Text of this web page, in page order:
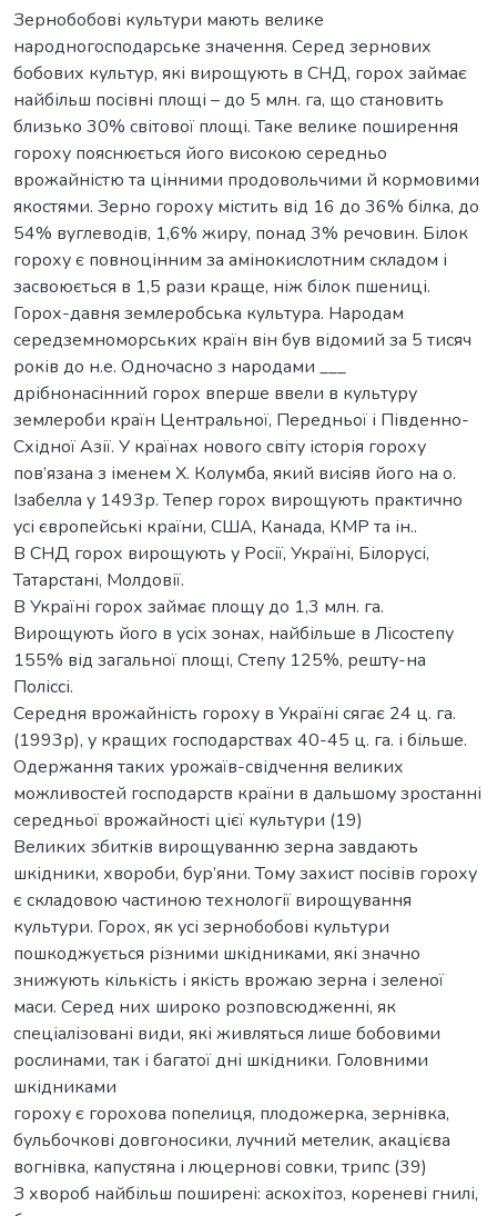
Зернобобові культури мають велике
народногосподарське значення. Серед зернових
бобових культур, які вирощують в СНД, горох займає
найбільш посівні площі – до 5 млн. га, що становить
близько 30% світової площі. Таке велике поширення
гороху пояснюється його високою середньо
врожайністю та цінними продовольчими й кормовими
якостями. Зерно гороху містить від 16 до 36% білка, до
54% вуглеводів, 1,6% жиру, понад 3% речовин. Білок
гороху є повноцінним за амінокислотним складом і
засвоюється в 1,5 рази краще, ніж білок пшениці.
Горох-давня землеробська культура. Народам
середземноморських країн він був відомий за 5 тисяч
років до н.е. Одночасно з народами ___
дрібнонасінний горох вперше ввели в культуру
землероби країн Центральної, Передньої і Південно-
Східної Азії. У країнах нового світу історія гороху
пов’язана з іменем Х. Колумба, який висіяв його на о.
Ізабелла у 1493р. Тепер горох вирощують практично
усі європейські країни, США, Канада, КМР та ін..
В СНД горох вирощують у Росії, Україні, Білорусі,
Татарстані, Молдовії.
В Україні горох займає площу до 1,3 млн. га.
Вирощують його в усіх зонах, найбільше в Лісостепу
155% від загальної площі, Степу 125%, решту-на
Поліссі.
Середня врожайність гороху в Україні сягає 24 ц. га.
(1993р), у кращих господарствах 40-45 ц. га. і більше.
Одержання таких урожаїв-свідчення великих
можливостей господарств країни в дальшому зростанні
середньої врожайності цієї культури (19)
Великих збитків вирощуванню зерна завдають
шкідники, хвороби, бур’яни. Тому захист посівів гороху
є складовою частиною технології вирощування
культури. Горох, як усі зернобобові культури
пошкоджується різними шкідниками, які значно
знижують кількість і якість врожаю зерна і зеленої
маси. Серед них широко розповсюдженні, як
спеціалізовані види, які живляться лише бобовими
рослинами, так і багатої дні шкідники. Головними
шкідниками
гороху є горохова попелиця, плодожерка, зернівка,
бульбочкові довгоносики, лучний метелик, акацієва
вогнівка, капустяна і люцернові совки, трипс (39)
З хвороб найбільш поширені: аскохітоз, кореневі гнилі,